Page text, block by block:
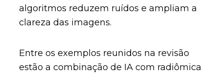
algoritmos reduzem ruídos e ampliam a
clareza das imagens.
Entre os exemplos reunidos na revisão
estão a combinação de IA com radiômica